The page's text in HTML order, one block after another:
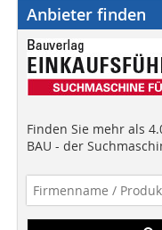
Anbieter finden
Finden Sie mehr als
BAU - der